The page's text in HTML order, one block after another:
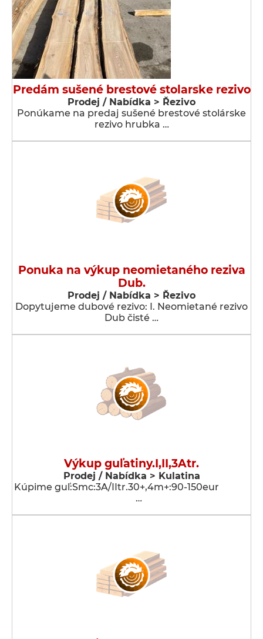
Predám sušené brestové stolarske rezivo
Prodej / Nabídka > Řezivo
Ponúkame na predaj sušené brestové stolárske
rezivo hrubka …
Ponuka na výkup neomietaného reziva
Dub.
Prodej / Nabídka > Řezivo
Dopytujeme dubové rezivo: I. Neomietané rezivo
Dub čisté …
Výkup guľatiny.I,II,3Atr.
Prodej / Nabídka > Kulatina
Kúpime guľ:Smc:3A/IItr.30+,4m+:90-150eur
…